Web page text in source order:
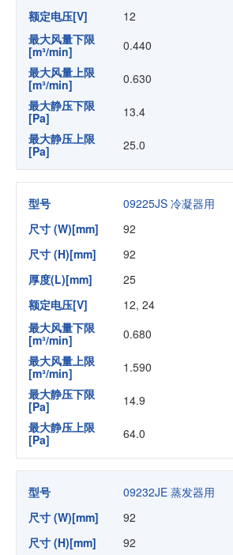
额定电压[V]
12
最大风量下限
[m³/min]
0.440
最大风量上限
[m³/min]
0.630
最大静压下限
[Pa]
13.4
最大静压上限
[Pa]
25.0
型号
09225JS 冷凝器用
尺寸 (W)[mm]
92
尺寸 (H)[mm]
92
厚度(L)[mm]
25
额定电压[V]
12, 24
最大风量下限
[m³/min]
0.680
最大风量上限
[m³/min]
1.590
最大静压下限
[Pa]
14.9
最大静压上限
[Pa]
64.0
型号
09232JE 蒸发器用
尺寸 (W)[mm]
92
尺寸 (H)[mm]
92